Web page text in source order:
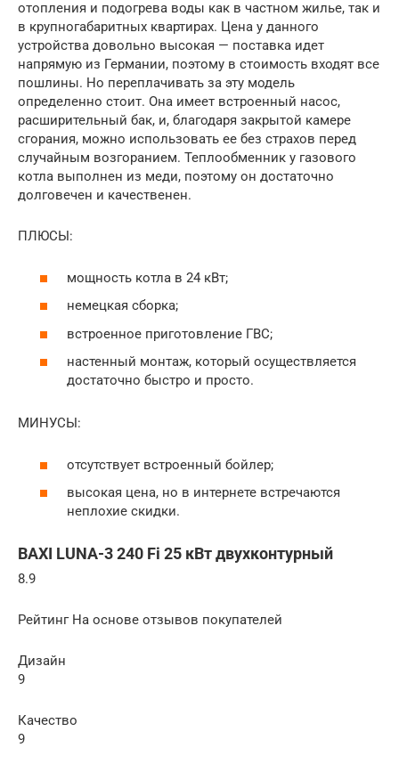
отопления и подогрева воды как в частном жилье, так и
в крупногабаритных квартирах. Цена у данного
устройства довольно высокая — поставка идет
напрямую из Германии, поэтому в стоимость входят все
пошлины. Но переплачивать за эту модель
определенно стоит. Она имеет встроенный насос,
расширительный бак, и, благодаря закрытой камере
сгорания, можно использовать ее без страхов перед
случайным возгоранием. Теплообменник у газового
котла выполнен из меди, поэтому он достаточно
долговечен и качественен.
ПЛЮСЫ:
мощность котла в 24 кВт;
немецкая сборка;
встроенное приготовление ГВС;
настенный монтаж, который осуществляется
достаточно быстро и просто.
МИНУСЫ:
отсутствует встроенный бойлер;
высокая цена, но в интернете встречаются
неплохие скидки.
BAXI LUNA-3 240 Fi 25 кВт двухконтурный
8.9
Рейтинг На основе отзывов покупателей
Дизайн
9
Качество
9